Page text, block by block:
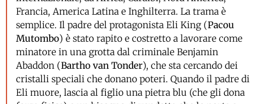
Francia, America Latina e Inghilterra. La trama è
semplice. Il padre del protagonista Eli King (Pacou
Mutombo) è stato rapito e costretto a lavorare come
minatore in una grotta dal criminale Benjamin
Abaddon (Bartho van Tonder), che sta cercando dei
cristalli speciali che donano poteri. Quando il padre di
Eli muore, lascia al figlio una pietra blu (che gli dona